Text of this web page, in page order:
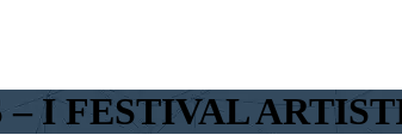
– I FESTIVAL